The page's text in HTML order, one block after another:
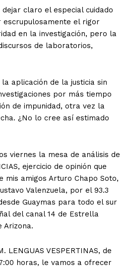
claro el especial cuidado
escrupulosamente el rigor
en la investigación, pero la
de laboratorios,
aplicación de la justicia sin
por más tiempo
de impunidad, otra vez la
¿No lo cree así estimado
viernes la mesa de análisis de
ejercicio de opinión que
mis amigos Arturo Chapo Soto,
Valenzuela, por el 93.3
Guaymas para todo el sur
del canal 14 de Estrella
Arizona.
LENGUAS VESPERTINAS, de
horas, le vamos a ofrecer